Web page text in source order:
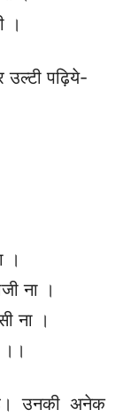
।
पढ़िये-
।
ना ।
ना ।
।।
उनकी अनेक